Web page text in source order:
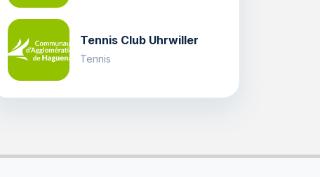
Tennis Club Uhrwiller
Tennis